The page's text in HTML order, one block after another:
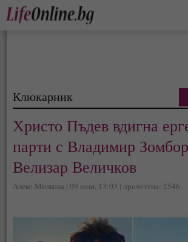
Клюкарник
Христо Пъдев вдигна
парти с Владимир
Велизар Величков
Алекс Милкова | 09 юни, 13:03 | прочетена: 2546